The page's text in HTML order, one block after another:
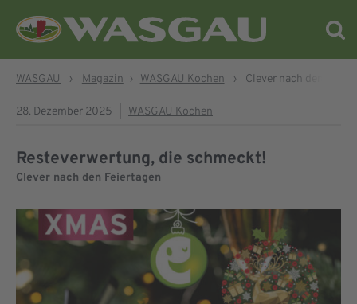
WASGAU › Magazin › WASGAU Kochen › Clever nach den
28. Dezember 2025 WASGAU Kochen
Resteverwertung, die schmeckt!
Clever nach den Feiertagen